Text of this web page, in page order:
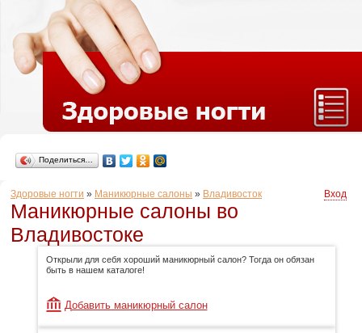
Поделиться…
Здоровые ногти » Маникюрные салоны » Владивосток Вход
Маникюрные салоны во
Владивостоке
Открыли для себя хороший маникюрный салон? Тогда он обязан
быть в нашем каталоге!
Добавить маникюрный салон